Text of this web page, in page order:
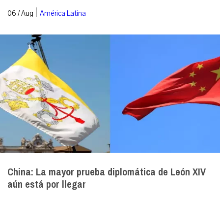
06 / Aug | América Latina
China: La mayor prueba diplomática de León XIV
aún está por llegar